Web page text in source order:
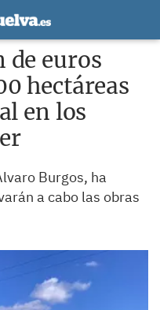
de euros
hectáreas
en los
Burgos, ha
a cabo las obras